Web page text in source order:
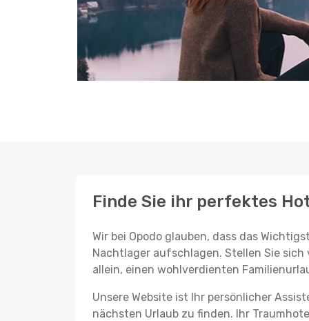
Finde Sie ihr perfektes
Wir bei Opodo glauben, dass das
Nachtlager aufschlagen. Stellen Sie
allein, einen wohlverdienten
Unsere Website ist Ihr persönlicher
nächsten Urlaub zu finden. Ihr